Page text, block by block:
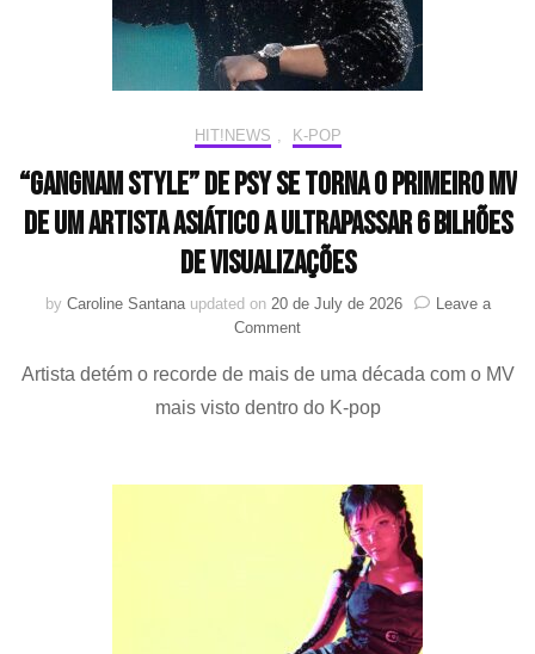
HIT!NEWS K-POP
“GANGNAM STYLE” de PSY se torna o primeiro MV
de um artista asiático a ultrapassar 6 bilhões
de visualizações
by Caroline Santana updated on 20 de July de 2026
Leave a
Commenton
STYLE”
de
primeiro
artista
asiático
Artista detém o recorde de mais de uma década com o MV
mais visto dentro do K-pop